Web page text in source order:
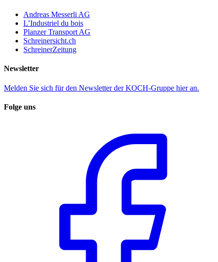
Andreas Messerli AG
L’Industriel du bois
Planzer Transport AG
Schreinersicht.ch
SchreinerZeitung
Newsletter
Melden Sie sich für den Newsletter der KOCH-Gruppe hier an.
Folge uns